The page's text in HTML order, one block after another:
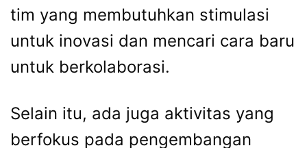
tim yang membutuhkan stimulasi
untuk inovasi dan mencari cara baru
untuk berkolaborasi.
Selain itu, ada juga aktivitas yang
berfokus pada pengembangan